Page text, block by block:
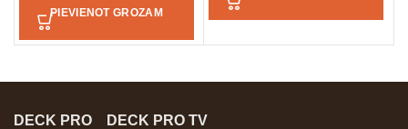
PIEVIENOT GROZAM
DECK PRO DECK PRO TV